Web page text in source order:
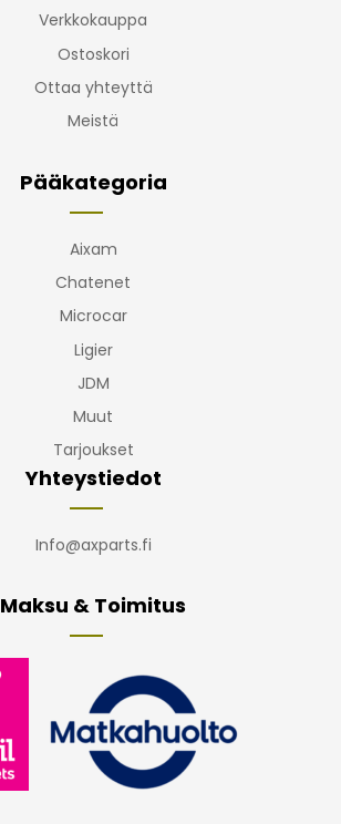
Verkkokauppa
Ostoskori
Ottaa yhteyttä
Meistä
Pääkategoria
Aixam
Chatenet
Microcar
Ligier
JDM
Muut
Tarjoukset
Yhteystiedot
Info@axparts.fi
Maksu & Toimitus